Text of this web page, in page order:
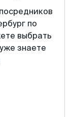
по
выбрать
знаете